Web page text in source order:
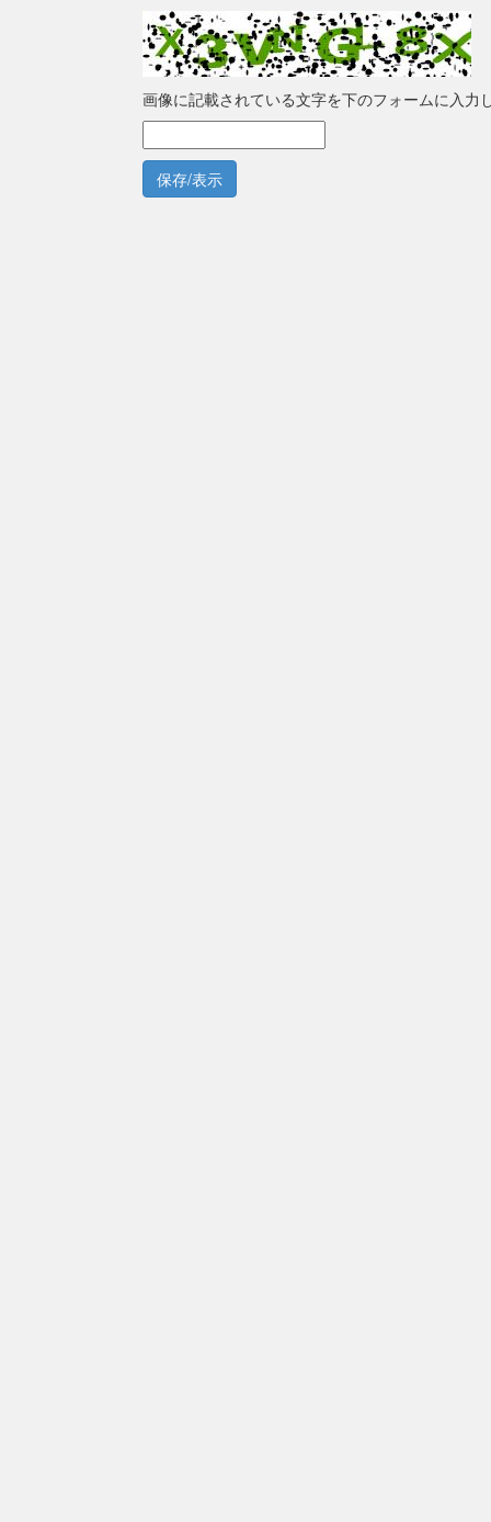
画像に記載されている文字を下のフォームに入力
保存/表示